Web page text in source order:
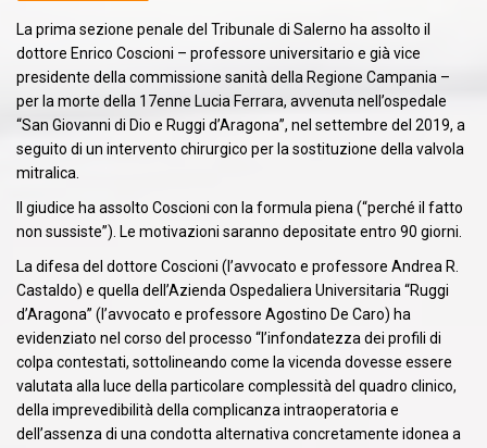
La prima sezione penale del Tribunale di Salerno ha assolto il
dottore Enrico Coscioni – professore universitario e già vice
presidente della commissione sanità della Regione Campania –
per la morte della 17enne Lucia Ferrara, avvenuta nell’ospedale
“San Giovanni di Dio e Ruggi d’Aragona”, nel settembre del 2019, a
seguito di un intervento chirurgico per la sostituzione della valvola
mitralica.
Il giudice ha assolto Coscioni con la formula piena (“perché il fatto
non sussiste”). Le motivazioni saranno depositate entro 90 giorni.
La difesa del dottore Coscioni (l’avvocato e professore Andrea R.
Castaldo) e quella dell’Azienda Ospedaliera Universitaria “Ruggi
d’Aragona” (l’avvocato e professore Agostino De Caro) ha
evidenziato nel corso del processo “l’infondatezza dei profili di
colpa contestati, sottolineando come la vicenda dovesse essere
valutata alla luce della particolare complessità del quadro clinico,
della imprevedibilità della complicanza intraoperatoria e
dell’assenza di una condotta alternativa concretamente idonea a